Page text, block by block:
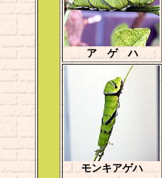
ア ゲ ハ
モンキアゲハ